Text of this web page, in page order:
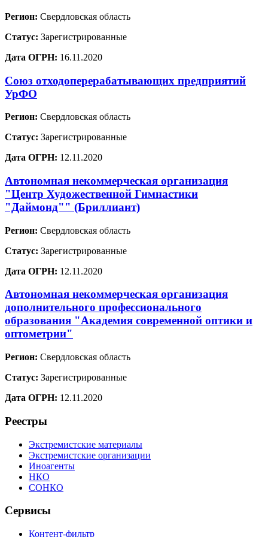
Регион: Свердловская область
Статус: Зарегистрированные
Дата ОГРН: 16.11.2020
Союз отходоперерабатывающих предприятий
УрФО
Регион: Свердловская область
Статус: Зарегистрированные
Дата ОГРН: 12.11.2020
Автономная некоммерческая организация
"Центр Художественной Гимнастики
"Даймонд"" (Бриллиант)
Регион: Свердловская область
Статус: Зарегистрированные
Дата ОГРН: 12.11.2020
Автономная некоммерческая организация
дополнительного профессионального
образования "Академия современной оптики и
оптометрии"
Регион: Свердловская область
Статус: Зарегистрированные
Дата ОГРН: 12.11.2020
Реестры
Экстремистские материалы
Экстремистские организации
Иноагенты
НКО
СОНКО
Сервисы
Контент-фильтр